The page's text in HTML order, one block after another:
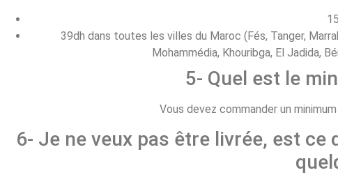
39dh dans toutes les villes du Maroc (Fés, Tanger,
Mohammédia, Khouribga, El Jadida,
5- Quel est le
Vous devez commander un
6- Je ne veux pas être livrée, est ce